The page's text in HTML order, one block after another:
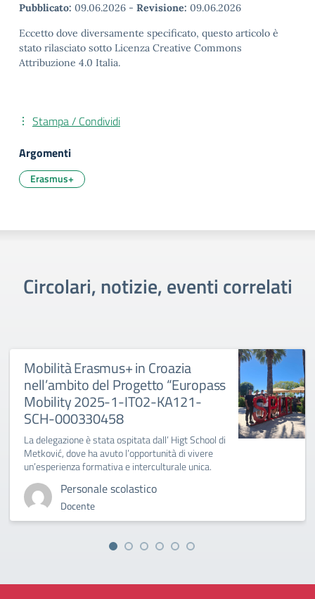
Pubblicato: 09.06.2026 - Revisione: 09.06.2026
Eccetto dove diversamente specificato, questo articolo è
stato rilasciato sotto Licenza Creative Commons
Attribuzione 4.0 Italia.
Stampa / Condividi
Argomenti
Erasmus+
Circolari, notizie, eventi correlati
Mobilità Erasmus+ in Croazia
nell’ambito del Progetto “Europass
Mobility 2025-1-IT02-KA121-
SCH-000330458
La delegazione è stata ospitata dall’ Higt School di
Metković, dove ha avuto l’opportunità di vivere
un’esperienza formativa e interculturale unica.
Personale scolastico
Docente